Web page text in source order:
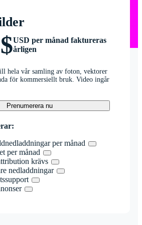
USD per månad faktureras
årligen
hela vår samling av foton, vektorer
för kommersiellt bruk. Video ingår
Prenumerera nu
per månad
per månad
krävs
nedladdningar